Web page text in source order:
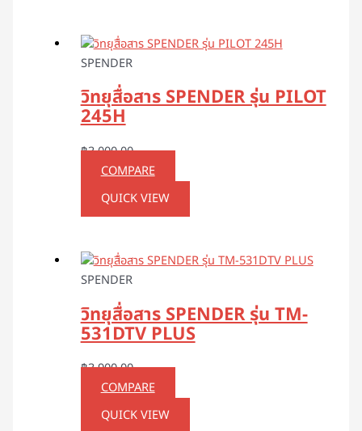
SPENDER
วิทยุสื่อสาร SPENDER รุ่น PILOT
245H
฿3,000.00
COMPARE
QUICK VIEW
SPENDER
วิทยุสื่อสาร SPENDER รุ่น TM-
531DTV PLUS
฿3,900.00
COMPARE
QUICK VIEW